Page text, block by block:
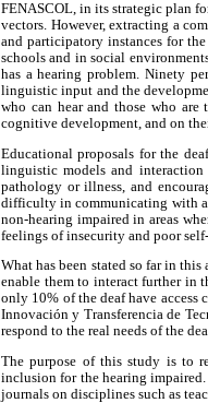
FENASCOL, in its strategic plan
vectors. However, extracting a
and participatory instances for
schools and in social
has a hearing problem. Ninety
linguistic input and the
who can hear and those who are
cognitive development, and on
Educational proposals for the
linguistic models and
pathology or illness, and
difficulty in communicating with a
non-hearing impaired in areas
feelings of insecurity and poor
What has been stated so far in
enable them to interact further in
only 10% of the deaf have
Innovación y Transferencia de
respond to the real needs of the
The purpose of this study is to
inclusion for the hearing
journals on disciplines such as